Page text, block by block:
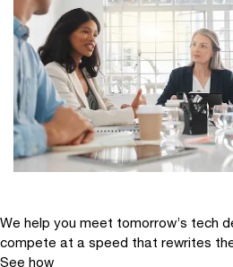
We help you meet tomorrow’s tech
compete at a speed that rewrites
See how